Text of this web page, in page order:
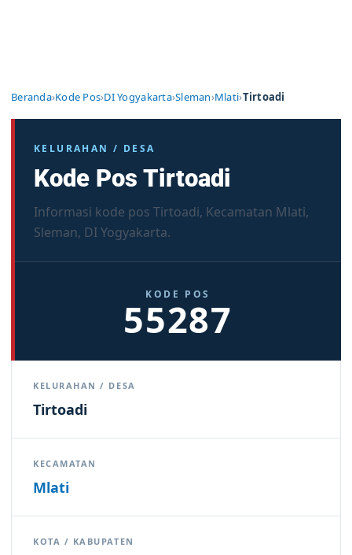
Beranda›Kode Pos›DI Yogyakarta›Sleman›Mlati›Tirtoadi
KELURAHAN / DESA
Kode Pos Tirtoadi
Informasi kode pos Tirtoadi, Kecamatan Mlati,
Sleman, DI Yogyakarta.
KODE POS
55287
KELURAHAN / DESA
Tirtoadi
KECAMATAN
Mlati
KOTA / KABUPATEN